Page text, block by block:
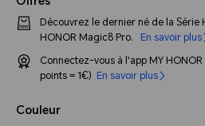
Découvrez le dernier né de la Série
HONOR Magic8 Pro.
En savoir plus
Connectez-vous à l'app MY HONOR
points = 1€)
En savoir plus
Couleur